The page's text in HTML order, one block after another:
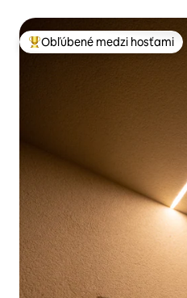
Najobľúbenejšie medzi hosťami
Obľúbené medzi hosťami